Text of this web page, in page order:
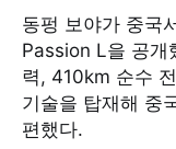
동펑 보야가 중국
Passion L을 공
력, 410km 순수
기술을 탑재해 중
편했다.